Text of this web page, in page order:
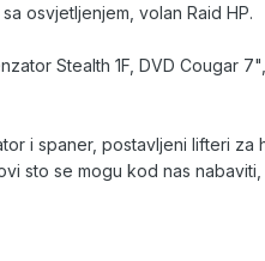
osvjetljenjem, volan Raid HP.
Stealth 1F, DVD Cougar
i spaner, postavljeni lifteri
sto se mogu kod nas